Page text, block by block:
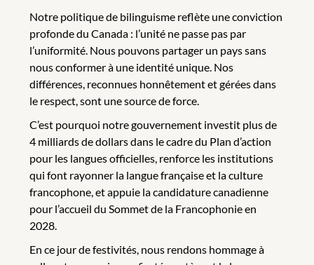
Notre politique de bilinguisme reflète une conviction
profonde du Canada : l’unité ne passe pas par
l’uniformité. Nous pouvons partager un pays sans
nous conformer à une identité unique. Nos
différences, reconnues honnêtement et gérées dans
le respect, sont une source de force.
C’est pourquoi notre gouvernement investit plus de
4 milliards de dollars dans le cadre du Plan d’action
pour les langues officielles, renforce les institutions
qui font rayonner la langue française et la culture
francophone, et appuie la candidature canadienne
pour l’accueil du Sommet de la Francophonie en
2028.
En ce jour de festivités, nous rendons hommage à